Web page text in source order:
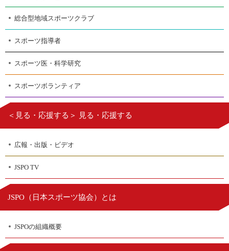
総合型地域スポーツクラブ
スポーツ指導者
スポーツ医・科学研究
スポーツボランティア
＜見る・応援する＞ 見る・応援する
広報・出版・ビデオ
JSPO TV
JSPO（ 日本スポーツ協会）とは
JSPOの組織概要